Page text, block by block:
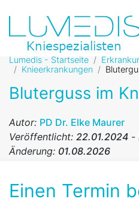
Lumedis - Startseite
Knieerkrankungen
Bluterguss im
Autor: PD Dr. Elke Maurer
Veröffentlicht: 22.01.2024 -
Änderung: 01.08.2026
Einen Termin